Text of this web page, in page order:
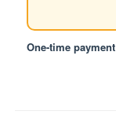
One-time payment